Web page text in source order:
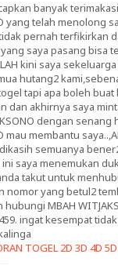
banyak
yang telah menolong
pernah terfikirkan
saya pasang bisa
kini saya
hutang2
tapi apa boleh buat
dan akhirnya saya
dengan senang
mau membantu
semuanya
saya menemukan
takut untuk
nomor yang betul2
hubungi MBAH
ingat kesempat
TOGEL 2D 3D 4D